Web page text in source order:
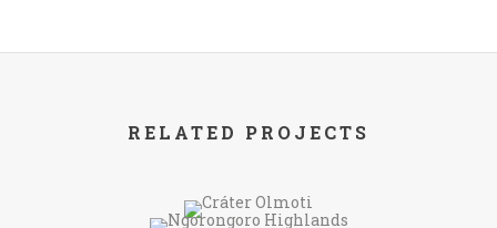
RELATED PROJECTS